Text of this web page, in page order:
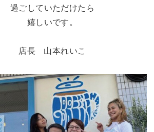
過ごしていただけたら
嬉しいです。
店長 山本れいこ